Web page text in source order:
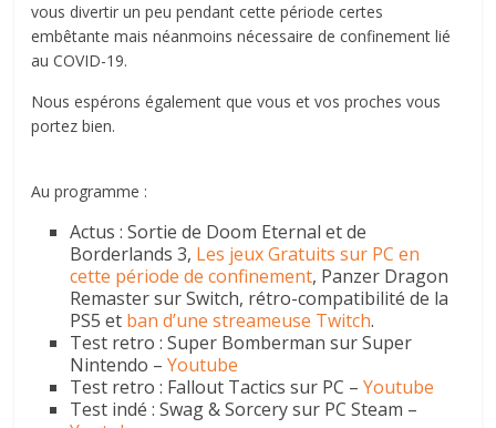
vous divertir un peu pendant cette période certes
embêtante mais néanmoins nécessaire de confinement lié
au COVID-19.
Nous espérons également que vous et vos proches vous
portez bien.
Au programme :
Actus : Sortie de Doom Eternal et de
Borderlands 3, Les jeux Gratuits sur PC en
cette période de confinement, Panzer Dragon
Remaster sur Switch, rétro-compatibilité de la
PS5 et ban d’une streameuse Twitch.
Test retro : Super Bomberman sur Super
Nintendo –Youtube
Test retro : Fallout Tactics sur PC –Youtube
Test indé : Swag & Sorcery sur PC Steam –